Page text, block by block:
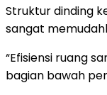
Struktur dinding
sangat
“Efisiensi ruang
bagian bawah